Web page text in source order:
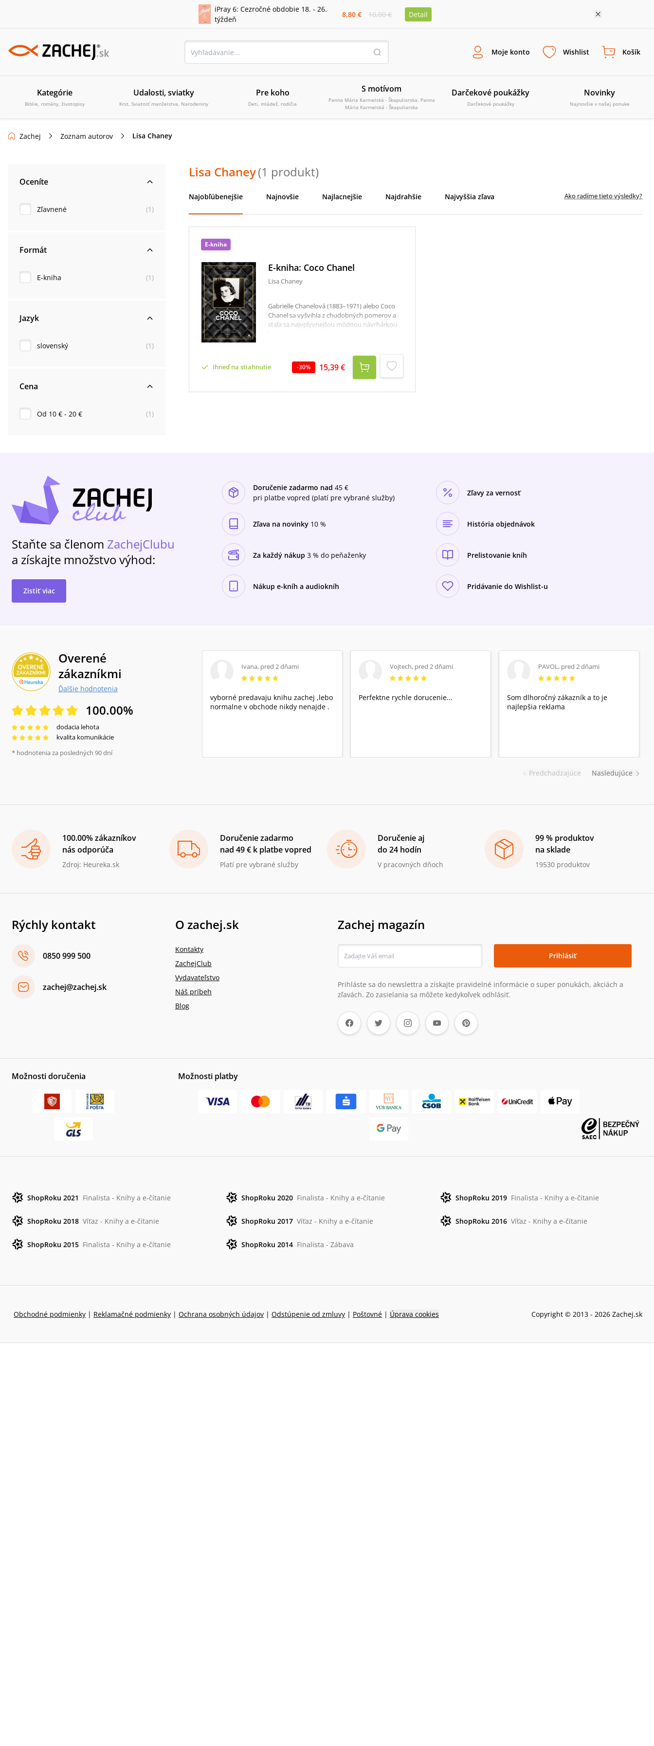
iPray 6: Cezročné obdobie 18. - 26.
týždeň
8,80 € 10,00 € Detail
Moje konto Wishlist Košík
Kategórie
Biblie, romány, životopisy
Udalosti, sviatky
Krst, Sviatosť manželstva, Narodeniny
Pre koho
Deti, mládež, rodičia
S motívom
Panna Mária Karmelská - Škapuliarska, Panna
Mária Karmelská - Škapuliarska
Darčekové poukážky
Darčekové poukážky
Novinky
Najnovšie v našej ponuke
Zachej Zoznam autorov Lisa Chaney
Oceníte
Zľavnené (1 )
Formát
E-kniha (1 )
Jazyk
slovenský (1 )
Cena
Od 10 € - 20 € (1 )
Lisa Chaney(1 produkt)
Najobľúbenejšie Najnovšie Najlacnejšie Najdrahšie Najvyššia zľava Ako radíme tieto výsledky?
E-kniha
E-kniha: Coco Chanel
Lisa Chaney
Gabrielle Chanelová (1883–1971) alebo Coco
Chanel sa vyšvihla z chudobných pomerov a
stala sa najvplyvnejšou módnou návrhárkou
20. storočia.V snahe nájsť v Gabrielliných
pre ňu neboli z hľadiska pravdy dôležité fakty,
ale pocity. Držala sa citovej a psychologickej
stopy minulosti. V jadre jej príbehov tak človek
dokáže odhaliť podstatu skutočných udalostí.
Ihneď na stiahnutie -30% 15,39 €
Staňte sa členom ZachejClubu
a získajte množstvo výhod:
Zistiť viac
Doručenie zadarmo nad 45 €
pri platbe vopred (platí pre vybrané služby)
Zľavy za vernosť
Zľava na novinky 10 % História objednávok
Za každý nákup 3 % do peňaženky Prelistovanie kníh
Nákup e-kníh a audiokníh Pridávanie do Wishlist-u
Overené
zákazníkmi
Ďalšie hodnotenia
100.00%
dodacia lehota
kvalita komunikácie
* hodnotenia za posledných 90 dní
Predchadzajúce
Ivana, pred 2 dňami
vyborné predavaju knihu zachej ,lebo
normalne v obchode nikdy nenajde .
Vojtech, pred 2 dňami
Perfektne rychle dorucenie...
PAVOL, pred 2 dňami
Som dlhoročný zákazník a to je
najlepšia reklama
Nasledujúce
100.00% zákazníkov
nás odporúča
Zdroj: Heureka.sk
Doručenie zadarmo
nad 49 € k platbe vopred
Platí pre vybrané služby
Doručenie aj
do 24 hodín
V pracovných dňoch
99 % produktov
na sklade
19530 produktov
Rýchly kontakt
0850 999 500
zachej@zachej.sk
O zachej.sk
Kontakty
ZachejClub
Vydavateľstvo
Náš príbeh
Blog
Zachej magazín
Prihlásiť
Prihláste sa do newslettra a získajte pravidelné informácie o super ponukách, akciách a
zľavách. Zo zasielania sa môžete kedykoľvek odhlásiť.
Možnosti doručenia Možnosti platby
ShopRoku 2021 Finalista - Knihy a e-čítanie ShopRoku 2020 Finalista - Knihy a e-čítanie ShopRoku 2019 Finalista - Knihy a e-čítanie
ShopRoku 2018 Víťaz - Knihy a e-čítanie ShopRoku 2017 Víťaz - Knihy a e-čítanie ShopRoku 2016 Víťaz - Knihy a e-čítanie
ShopRoku 2015 Finalista - Knihy a e-čítanie ShopRoku 2014 Finalista - Zábava
Obchodné podmienky | Reklamačné podmienky | Ochrana osobných údajov | Odstúpenie od zmluvy | Poštovné | Úprava cookies Copyright © 2013 - 2026 Zachej.sk